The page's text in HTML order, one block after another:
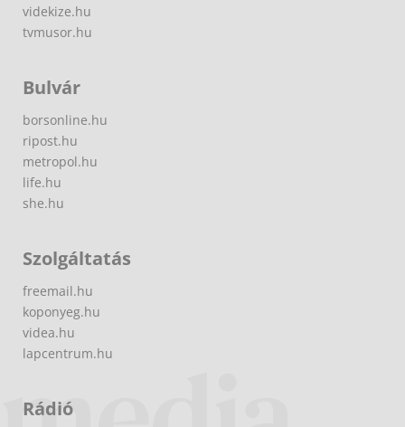
videkize.hu
tvmusor.hu
Bulvár
borsonline.hu
ripost.hu
metropol.hu
life.hu
she.hu
Szolgáltatás
freemail.hu
koponyeg.hu
videa.hu
lapcentrum.hu
Rádió